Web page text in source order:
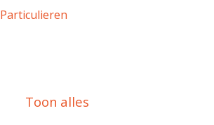
Particulieren
Toon alles